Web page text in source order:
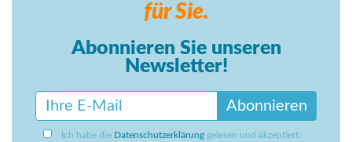
für Sie.
Abonnieren Sie unseren
Newsletter!
Abonnieren
Ich habe die Datenschutzerklärung gelesen und akzeptiert.